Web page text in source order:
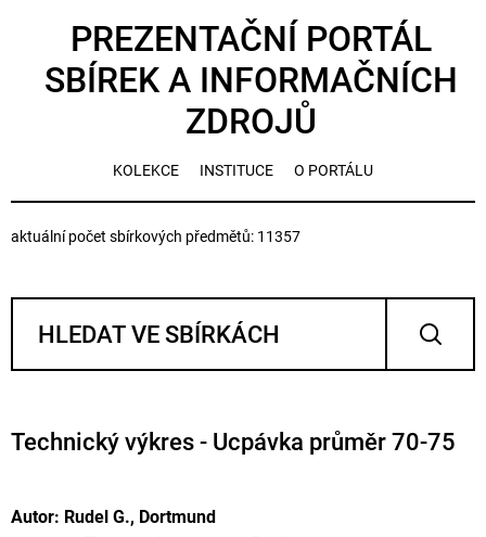
PREZENTAČNÍ PORTÁL
SBÍREK A INFORMAČNÍCH
ZDROJŮ
KOLEKCE INSTITUCE O PORTÁLU
aktuální počet sbírkových předmětů: 11357
Technický výkres - Ucpávka průměr 70-75
Autor: Rudel G., Dortmund